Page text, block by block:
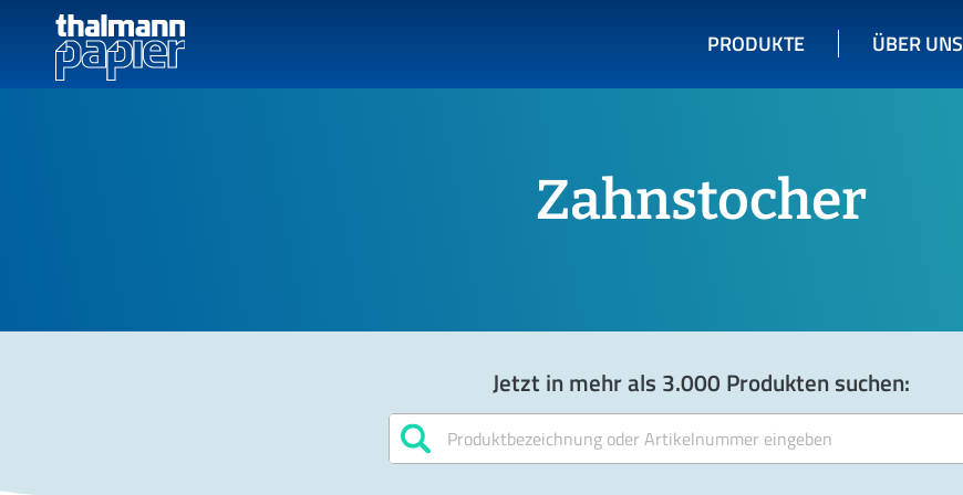
PRODUKTE ÜBER UNS
Zahnstocher
Jetzt in mehr als 3.000 Produkten suchen: